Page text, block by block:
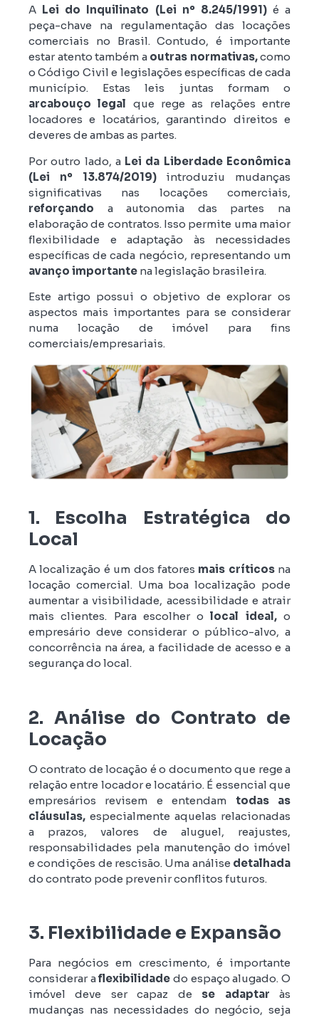
A Lei do Inquilinato (Lei nº 8.245/1991)é a
peça-chave na regulamentação das locações
comerciais no Brasil. Contudo, é importante
estar atento também a outras normativas,como
o Código Civil e legislações específicas de cada
município. Estas leis juntas formam o
arcabouço legal que rege as relações entre
locadores e locatários, garantindo direitos e
deveres de ambas as partes.
Por outro lado, aLei da Liberdade Econômica
(Lei nº 13.874/2019)introduziu mudanças
significativas nas locações comerciais,
reforçando a autonomia das partes na
elaboração de contratos. Isso permite uma maior
flexibilidade e adaptação às necessidades
específicas de cada negócio, representando um
avanço importante na legislação brasileira.
Este artigo possui o objetivo de explorar os
aspectos mais importantes para se considerar
numa locação de imóvel para fins
comerciais/empresariais.
1. Escolha Estratégica do
Local
A localização é um dos fatores mais críticosna
locação comercial. Uma boa localização pode
aumentar a visibilidade, acessibilidade e atrair
mais clientes. Para escolher olocal ideal,o
empresário deve considerar o público-alvo, a
concorrência na área, a facilidade de acesso e a
segurança do local.
2. Análise do Contrato de
Locação
O contrato de locação é o documento que rege a
relação entre locador e locatário. É essencial que
empresários revisem e entendam todas as
cláusulas, especialmente aquelas relacionadas
a prazos, valores de aluguel, reajustes,
responsabilidades pela manutenção do imóvel
e condições de rescisão. Uma análise detalhada
do contrato pode prevenir conflitos futuros.
3. Flexibilidade e Expansão
Para negócios em crescimento, é importante
considerar aflexibilidadedo espaço alugado. O
imóvel deve ser capaz de se adaptar às
mudanças nas necessidades do negócio, seja